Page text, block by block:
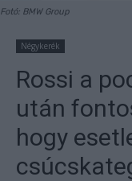
Fotó: BMW Group
Négykerék
Rossi a
után
hogy